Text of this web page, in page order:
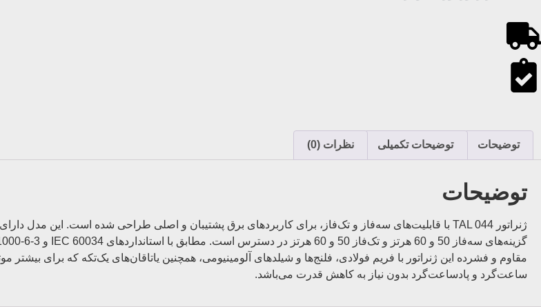
توضیحات توضیحات تکمیلی نظرات (0)
توضیحات
مقاوم و فشرده این ژنراتور با فریم فولادی، فلنج‌ها و شیلدهای آلومینیومی، همچنین یاتاقان‌های یک‌تکه که برای
ساعت‌گرد و پادساعت‌گرد بدون نیاز به کاهش قدرت می‌باشد.